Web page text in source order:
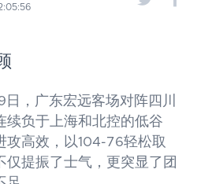
日，广东宏远客场对阵四川
续负于上海和北控的低谷
攻高效，以104-76轻松取
仅提振了士气，更突显了团